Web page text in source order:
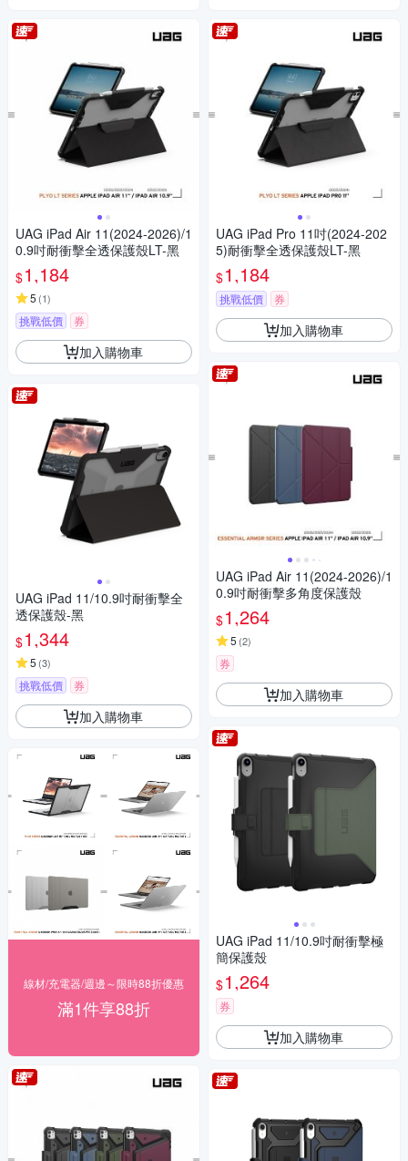
UAG iPad Air 11(2024-2026)/1
0.9吋耐衝擊全透保護殼LT-黑
$1,184
5 (1)
挑戰低價 券
加入購物車
UAG iPad 11/10.9吋耐衝擊全
透保護殼-黑
$1,344
5 (3)
挑戰低價 券
加入購物車
線材/充電器/週邊～限時88折優惠
滿1件享88折
UAG iPad Pro 11吋(2024-202
5)耐衝擊全透保護殼LT-黑
$1,184
挑戰低價 券
加入購物車
UAG iPad Air 11(2024-2026)/1
0.9吋耐衝擊多角度保護殼
$1,264
5 (2)
券
加入購物車
UAG iPad 11/10.9吋耐衝擊極
簡保護殼
$1,264
券
加入購物車